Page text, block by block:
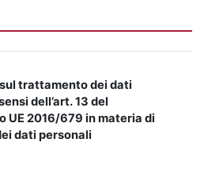
trattamento dei dati
dell’art. 13 del
UE 2016/679 in materia di
dati personali